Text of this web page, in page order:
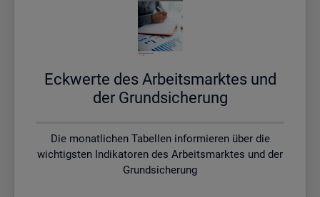
Eck­wer­te des Ar­beits­mark­tes und
der Grund­si­che­rung
Die monatlichen Tabellen informieren über die
wichtigsten Indikatoren des Arbeitsmarktes und der
Grundsicherung